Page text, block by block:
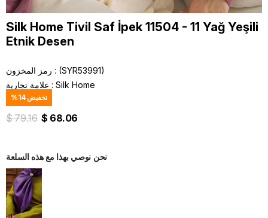
Silk Home Tivil Saf İpek 11504 - 11 Yağ Yeşili
Etnik Desen
رمز المخزون
(SYR53991)
علامة تجارية : Silk Home
%14تخفيض
$ 79.16 $ 68.06
نحن نوصي بهذا مع هذه السلعة